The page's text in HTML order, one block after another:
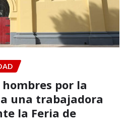
hombres por la
una trabajadora
la Feria de